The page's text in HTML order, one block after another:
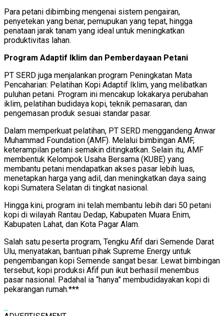
Para petani dibimbing mengenai sistem pengairan,
penyetekan yang benar, pemupukan yang tepat, hingga
penataan jarak tanam yang ideal untuk meningkatkan
produktivitas lahan.
Program Adaptif Iklim dan Pemberdayaan Petani
PT SERD juga menjalankan program Peningkatan Mata
Pencaharian: Pelatihan Kopi Adaptif Iklim, yang melibatkan
puluhan petani. Program ini mencakup lokakarya perubahan
iklim, pelatihan budidaya kopi, teknik pemasaran, dan
pengemasan produk sesuai standar pasar.
Dalam memperkuat pelatihan, PT SERD menggandeng Anwar
Muhammad Foundation (AMF). Melalui bimbingan AMF,
keterampilan petani semakin ditingkatkan. Selain itu, AMF
membentuk Kelompok Usaha Bersama (KUBE) yang
membantu petani mendapatkan akses pasar lebih luas,
menetapkan harga yang adil, dan meningkatkan daya saing
kopi Sumatera Selatan di tingkat nasional.
Hingga kini, program ini telah membantu lebih dari 50 petani
kopi di wilayah Rantau Dedap, Kabupaten Muara Enim,
Kabupaten Lahat, dan Kota Pagar Alam.
Salah satu peserta program, Tengku Afif dari Semende Darat
Ulu, menyatakan, bantuan pihak Supreme Energy untuk
pengembangan kopi Semende sangat besar. Lewat bimbingan
tersebut, kopi produksi Afif pun ikut berhasil menembus
pasar nasional. Padahal ia “hanya” membudidayakan kopi di
pekarangan rumah.***